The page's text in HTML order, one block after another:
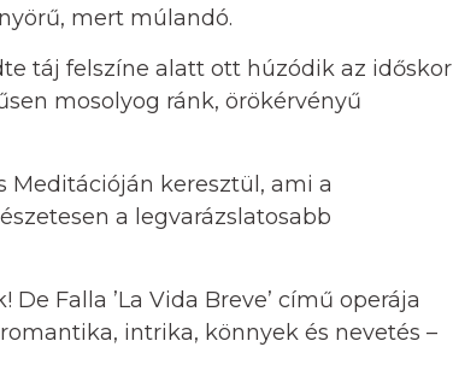
mert múlandó.
táj felszíne alatt ott húzódik az időskor
mosolyog ránk, örökérvényű
Meditációján keresztül, ami a
a legvarázslatosabb
Falla ’La Vida Breve’ című operája
intrika, könnyek és nevetés –